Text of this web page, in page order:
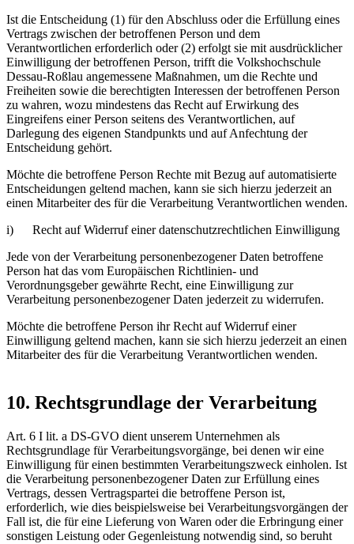
Ist die Entscheidung (1) für den Abschluss oder die Erfüllung eines
Vertrags zwischen der betroffenen Person und dem
Verantwortlichen erforderlich oder (2) erfolgt sie mit ausdrücklicher
Einwilligung der betroffenen Person, trifft die Volkshochschule
Dessau-Roßlau angemessene Maßnahmen, um die Rechte und
Freiheiten sowie die berechtigten Interessen der betroffenen Person
zu wahren, wozu mindestens das Recht auf Erwirkung des
Eingreifens einer Person seitens des Verantwortlichen, auf
Darlegung des eigenen Standpunkts und auf Anfechtung der
Entscheidung gehört.
Möchte die betroffene Person Rechte mit Bezug auf automatisierte
Entscheidungen geltend machen, kann sie sich hierzu jederzeit an
einen Mitarbeiter des für die Verarbeitung Verantwortlichen wenden.
i) Recht auf Widerruf einer datenschutzrechtlichen Einwilligung
Jede von der Verarbeitung personenbezogener Daten betroffene
Person hat das vom Europäischen Richtlinien- und
Verordnungsgeber gewährte Recht, eine Einwilligung zur
Verarbeitung personenbezogener Daten jederzeit zu widerrufen.
Möchte die betroffene Person ihr Recht auf Widerruf einer
Einwilligung geltend machen, kann sie sich hierzu jederzeit an einen
Mitarbeiter des für die Verarbeitung Verantwortlichen wenden.
10. Rechtsgrundlage der Verarbeitung
Art. 6 I lit. a DS-GVO dient unserem Unternehmen als
Rechtsgrundlage für Verarbeitungsvorgänge, bei denen wir eine
Einwilligung für einen bestimmten Verarbeitungszweck einholen. Ist
die Verarbeitung personenbezogener Daten zur Erfüllung eines
Vertrags, dessen Vertragspartei die betroffene Person ist,
erforderlich, wie dies beispielsweise bei Verarbeitungsvorgängen der
Fall ist, die für eine Lieferung von Waren oder die Erbringung einer
sonstigen Leistung oder Gegenleistung notwendig sind, so beruht